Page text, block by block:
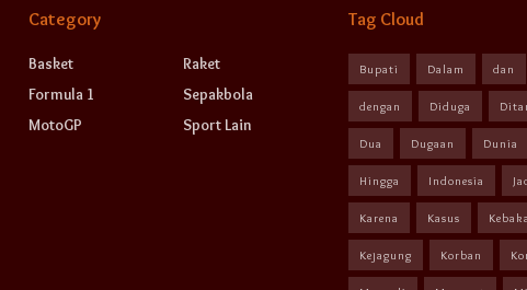
Category
Basket
Formula 1
MotoGP
Raket
Sepakbola
Sport Lain
Tag Cloud
Bupati Dalam dan
dengan Diduga
Dua Dugaan Dunia
Hingga Indonesia
Karena Kasus
Kejagung Korban